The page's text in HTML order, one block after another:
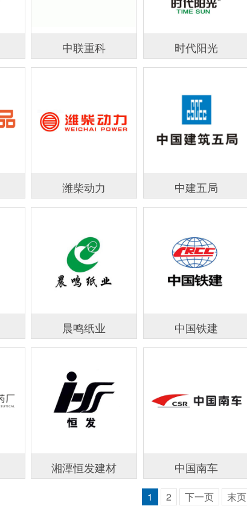
中联重科 时代阳光
潍柴动力 中建五局
晨鸣纸业 中国铁建
湘潭恒发建材 中国南车
1 2 下一页 末页